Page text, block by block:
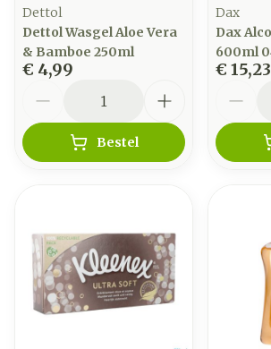
Dettol
Dettol Wasgel Aloe Vera
& Bamboe 250ml
€ 4,99
Bestel
Dax
Dax
600ml
€ 15,23